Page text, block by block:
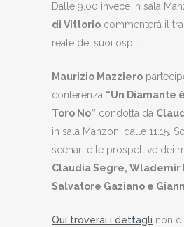
Dalle 9.00 invece in sala
di Vittorio commenterà il
reale dei suoi ospiti.
Maurizio Mazziero
conferenza “Un Diamante
Toro No” condotta da
in sala Manzoni dalle 11.15.
scenari e le prospettive dei
Claudia Segre, Wlademir
Salvatore Gaziano e
Qui troverai i dettagli non